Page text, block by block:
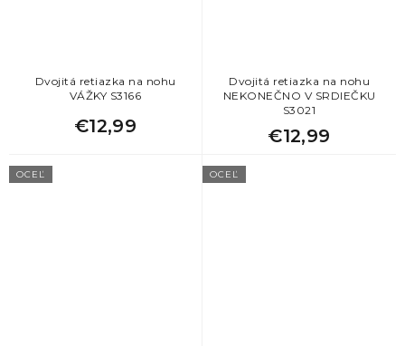
Dvojitá retiazka na nohu
VÁŽKY S3166
€12,99
Dvojitá retiazka na nohu
NEKONEČNO V SRDIEČKU
S3021
€12,99
OCEĽ OCEĽ